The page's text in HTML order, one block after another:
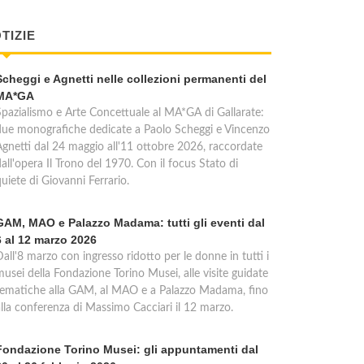
e Agnetti nelle collezioni permanenti del
e Arte Concettuale al MA*GA di Gallarate:
monografiche dedicate a Paolo Scheggi e Vincenzo
dal 24 maggio all'11 ottobre 2026, raccordate
Il Trono del 1970. Con il focus Stato di
di Giovanni Ferrario.
MAO e Palazzo Madama: tutti gli eventi dal
al 12 marzo 2026
marzo con ingresso ridotto per le donne in tutti i
della Fondazione Torino Musei, alle visite guidate
alla GAM, al MAO e a Palazzo Madama, fino
conferenza di Massimo Cacciari il 12 marzo.
Torino Musei: gli appuntamenti dal